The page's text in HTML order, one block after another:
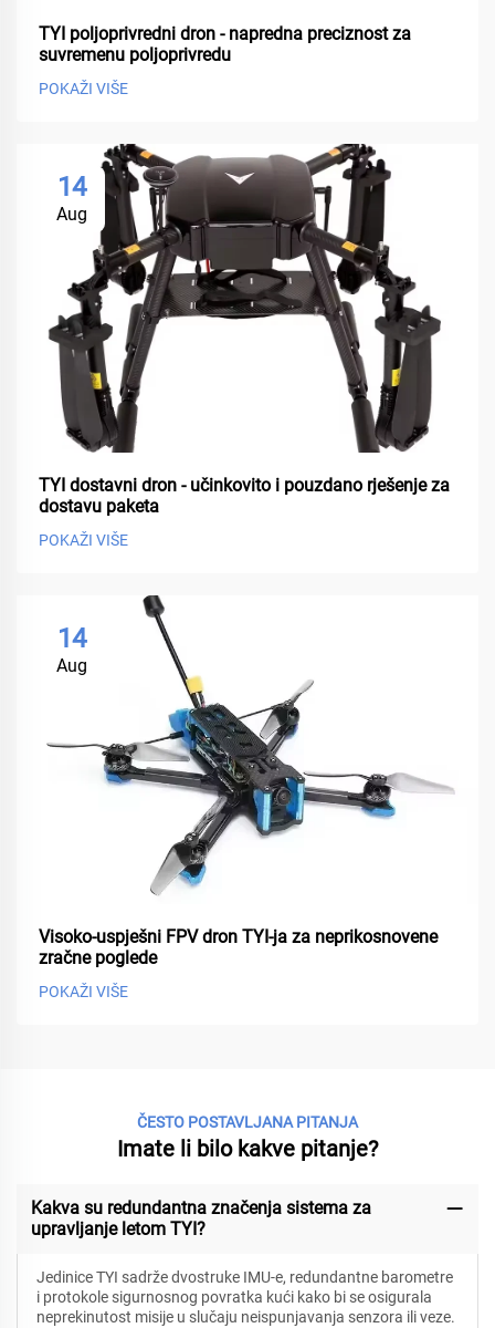
TYI poljoprivredni dron - napredna preciznost za
suvremenu poljoprivredu
POKAŽI VIŠE
14
Aug
TYI dostavni dron - učinkovito i pouzdano rješenje za
dostavu paketa
POKAŽI VIŠE
14
Aug
Visoko-uspješni FPV dron TYI-ja za neprikosnovene
zračne poglede
POKAŽI VIŠE
ČESTO POSTAVLJANA PITANJA
Imate li bilo kakve pitanje?
Kakva su redundantna značenja sistema za
upravljanje letom TYI?
Jedinice TYI sadrže dvostruke IMU-e, redundantne barometre
i protokole sigurnosnog povratka kući kako bi se osigurala
neprekinutost misije u slučaju neispunjavanja senzora ili veze.